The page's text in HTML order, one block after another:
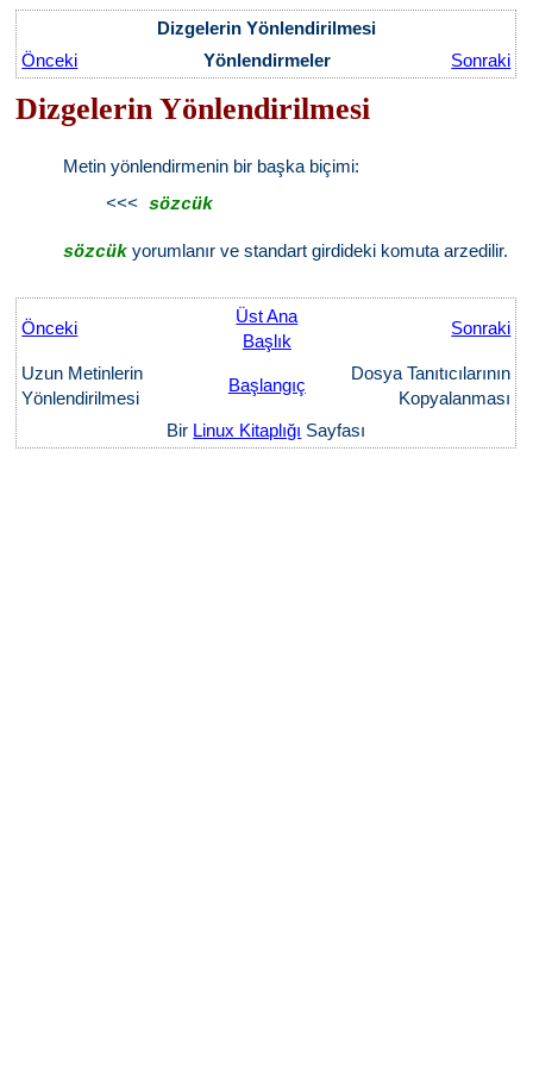
Dizgelerin Yönlendirilmesi
Önceki
Yönlendirmeler Sonraki
Dizgelerin Yönlendirilmesi
Metin yönlendirmenin bir başka biçimi:
<<< sözcük
sözcük yorumlanır ve standart girdideki komuta arzedilir.
Önceki
Üst Ana
Başlık
Sonraki
Uzun Metinlerin
Yönlendirilmesi
Başlangıç
Dosya Tanıtıcılarının
Kopyalanması
Bir Linux Kitaplığı Sayfası